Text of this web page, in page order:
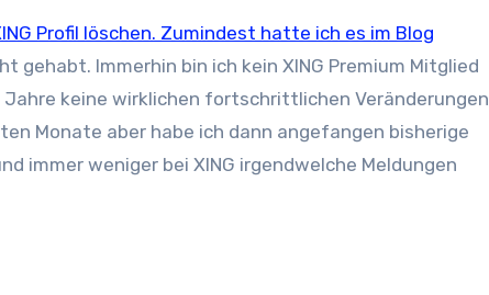
Profil löschen. Zumindest hatte ich es im Blog
gehabt. Immerhin bin ich kein XING Premium Mitglied
keine wirklichen fortschrittlichen Veränderungen
Monate aber habe ich dann angefangen bisherige
immer weniger bei XING irgendwelche Meldungen